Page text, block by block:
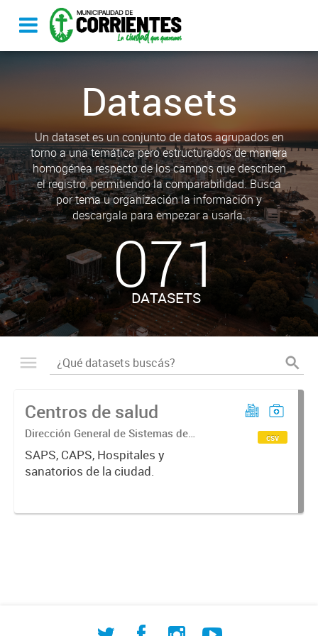
Datasets
Un dataset es un conjunto de datos agrupados en
torno a una temática pero estructurados de manera
homogénea respecto de los campos que describen
el registro, permitiendo la comparabilidad. Busca
por tema u organización la información y
descargala para empezar a usarla.
071
DATASETS
Centros de salud
Dirección General de Sistemas de
Información Geográfica
SAPS, CAPS, Hospitales y
sanatorios de la ciudad.
csv